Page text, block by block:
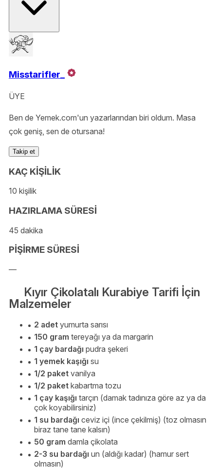
Misstarifler_
ÜYE
Ben de Yemek.com'un yazarlarından biri oldum. Masa
çok geniş, sen de otursana!
Takip et
KAÇ KİŞİLİK
10 kişilik
HAZIRLAMA SÜRESİ
45 dakika
PİŞİRME SÜRESİ
—
Kıyır Çikolatalı Kurabiye Tarifi İçin
Malzemeler
2 adet yumurta sarısı
150 gram tereyağı ya da margarin
1 çay bardağı pudra şekeri
1 yemek kaşığı su
1/2 paket vanilya
1/2 paket kabartma tozu
1 çay kaşığı tarçın (damak tadınıza göre az ya da
çok koyabilirsiniz)
1 su bardağı ceviz içi (ince çekilmiş) (toz olmasın
biraz tane tane kalsın)
50 gram damla çikolata
2-3 su bardağı un (aldığı kadar) (hamur sert
olmasın)